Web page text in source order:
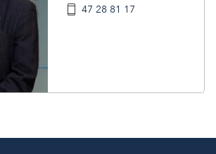
47 28 81 17